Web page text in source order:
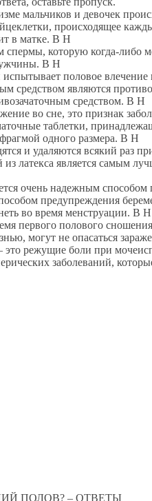
мальчиков и девочек
происходящее
в матке. В Н
которую когда-либо
В Н
половое
являются
средством. В Н
во сне, это признак
таблетки,
одного размера. В Н
и удаляются всякий раз
является самым
очень надежным способом
предупреждения
во время менструации. В Н
первого полового
могут не опасаться
режущие боли при
заболеваний,
ПОЛОВ? – ОТВЕТЫ